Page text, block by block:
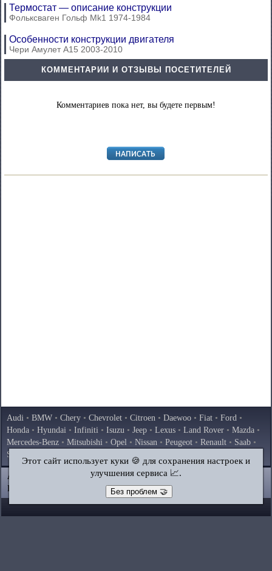
Термостат — описание конструкции
Фольксваген Гольф Mk1 1974-1984
Особенности конструкции двигателя
Чери Амулет А15 2003-2010
КОММЕНТАРИИ И ОТЗЫВЫ ПОСЕТИТЕЛЕЙ
Комментариев пока нет, вы будете первым!
Audi • BMW • Chery • Chevrolet • Citroen • Daewoo • Fiat • Ford •
Honda • Hyundai • Infiniti • Isuzu • Jeep • Lexus • Land Rover • Mazda •
Mercedes-Benz • Mitsubishi • Opel • Nissan • Peugeot • Renault • Saab •
Skoda
AutoInstruction.ru © 2020–2026|Полная версия
Карта сайта
Контакты|Поиск по сайту
Этот сайт использует куки 🍪 для сохранения настроек и
улучшения сервиса 📈.
Без проблем 🤝